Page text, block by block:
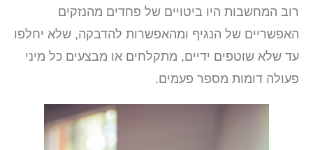
רוב המחשבות היו ביטויים של פחדים מהנזקים
האפשריים של הנגיף ומהאפשרות להדבקה, שלא יחלפו
עד שלא שוטפים ידיים, מתקלחים או מבצעים כל מיני
פעולה דומות מספר פעמים.